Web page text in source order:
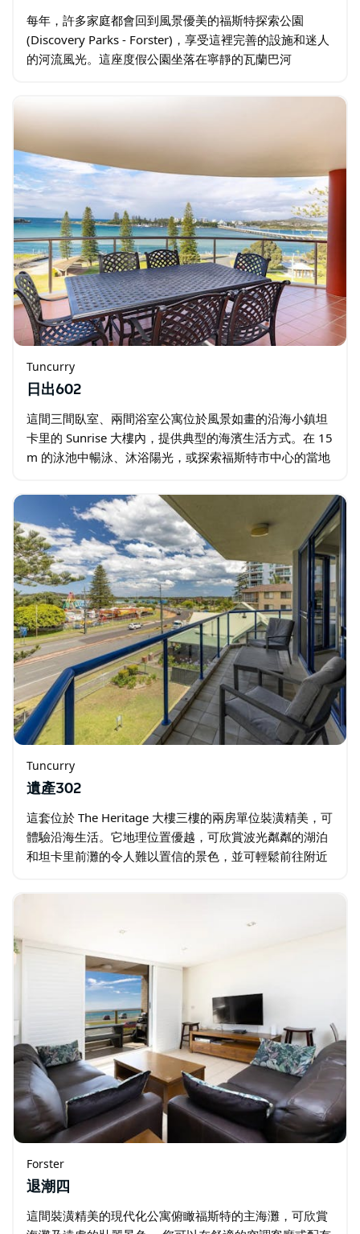
每年，許多家庭都會回到風景優美的福斯特探索公園
(Discovery Parks - Forster)，享受這裡完善的設施和迷人
的河流風光。這座度假公園坐落在寧靜的瓦蘭巴河
Tuncurry
日出602
這間三間臥室、兩間浴室公寓位於風景如畫的沿海小鎮坦
卡里的 Sunrise 大樓內，提供典型的海濱生活方式。在 15
m 的泳池中暢泳、沐浴陽光，或探索福斯特市中心的當地
放式起居區配有空調…
Tuncurry
遺產302
這套位於 The Heritage 大樓三樓的兩房單位裝潢精美，可
體驗沿海生活。它地理位置優越，可欣賞波光粼粼的湖泊
和坦卡里前灘的令人難以置信的景色，並可輕鬆前往附近
和餐廳。
Forster
退潮四
這間裝潢精美的現代化公寓俯瞰福斯特的主海灘，可欣賞